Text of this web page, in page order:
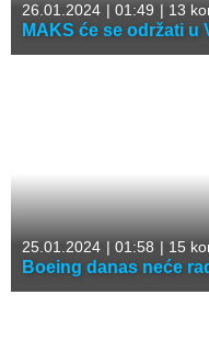
26.01.2024 | 01:49 | 13
MAKS će se održati u
25.01.2024 | 01:58 | 15
Boeing danas neće